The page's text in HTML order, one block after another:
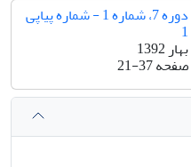
دوره 7، شماره 1 - شماره پیاپی
1
بهار 1392
صفحه21-37